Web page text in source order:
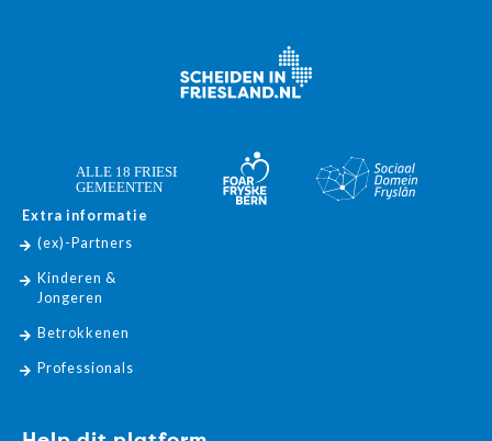
Extra informatie
(ex)-Partners
Kinderen &
Jongeren
Betrokkenen
Professionals